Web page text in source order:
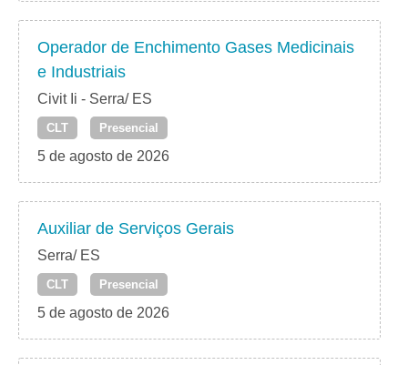
Operador de Enchimento Gases Medicinais
e Industriais
Civit Ii - Serra/ ES
CLT Presencial
5 de agosto de 2026
Auxiliar de Serviços Gerais
Serra/ ES
CLT Presencial
5 de agosto de 2026